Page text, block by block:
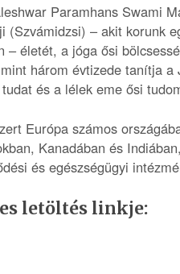
Paramhans Swami
(Szvámidzsi) – akit korunk
– életét, a jóga ősi
három évtizede tanítja
és a lélek eme ősi
Európa számos
Kanadában és
és egészségügyi
letöltés linkje: